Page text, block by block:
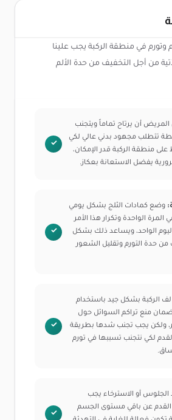
وتورم في منطقة الركبة يجب علينا
من أجل التخفيف من حدة الألم
أن يرتاح تماماً ويتجنب
تتطلب مجهود بدني عالي لكي
منطقة الركبة قدر الإمكان،
يفضل الاستعانة بعكاز.
وضع كمادات الثلج بشكل يومي
في المرة الواحدة وتكرار هذا الأمر
الواحد، ويساعد ذلك بشكل
من حدة التورم وتقليل الشعور
الركبة بشكل جيد باستخدام
منع تراكم السوائل حول
ولكن يجب تجنب شدها بطريقة
لكي نتجنب تسببها في تورم
الجلوس أو الاسترخاء يجب
عن باقي مستوى الجسم